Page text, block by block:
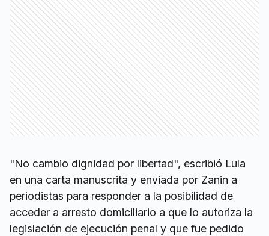
"No cambio dignidad por libertad", escribió Lula
en una carta manuscrita y enviada por Zanin a
periodistas para responder a la posibilidad de
acceder a arresto domiciliario a que lo autoriza la
legislación de ejecución penal y que fue pedido